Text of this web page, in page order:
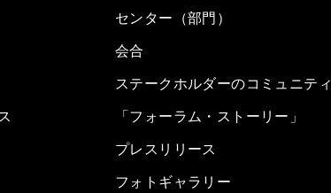
センター（部門）
会合
ステークホルダーのコミュニティ
「フォーラム・ストーリー」
プレスリリース
フォトギャラリー